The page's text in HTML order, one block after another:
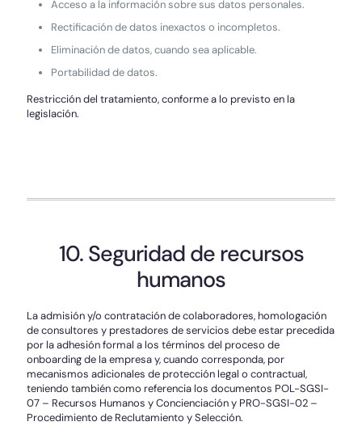
Acceso a la información sobre sus datos personales.
Rectificación de datos inexactos o incompletos.
Eliminación de datos, cuando sea aplicable.
Portabilidad de datos.
Restricción del tratamiento, conforme a lo previsto en la
legislación.
10. Seguridad de recursos
humanos
La admisión y/o contratación de colaboradores, homologación
de consultores y prestadores de servicios debe estar precedida
por la adhesión formal a los términos del proceso de
onboarding de la empresa y, cuando corresponda, por
mecanismos adicionales de protección legal o contractual,
teniendo también como referencia los documentos POL-SGSI-
07 – Recursos Humanos y Concienciación y PRO-SGSI-02 –
Procedimiento de Reclutamiento y Selección.